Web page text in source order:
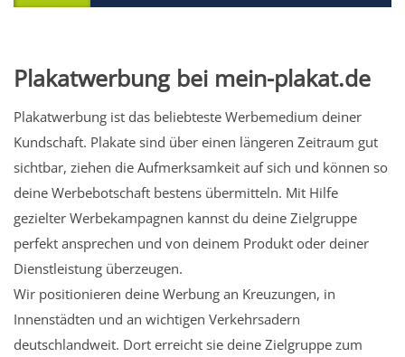
Plakatwerbung bei mein-plakat.de
Plakatwerbung ist das beliebteste Werbemedium deiner
Kundschaft. Plakate sind über einen längeren Zeitraum gut
sichtbar, ziehen die Aufmerksamkeit auf sich und können so
deine Werbebotschaft bestens übermitteln. Mit Hilfe
gezielter Werbekampagnen kannst du deine Zielgruppe
perfekt ansprechen und von deinem Produkt oder deiner
Dienstleistung überzeugen.
Wir positionieren deine Werbung an Kreuzungen, in
Innenstädten und an wichtigen Verkehrsadern
deutschlandweit. Dort erreicht sie deine Zielgruppe zum